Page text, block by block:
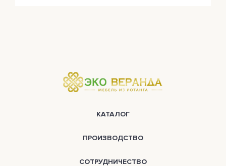
КАТАЛОГ
ПРОИЗВОДСТВО
СОТРУДНИЧЕСТВО